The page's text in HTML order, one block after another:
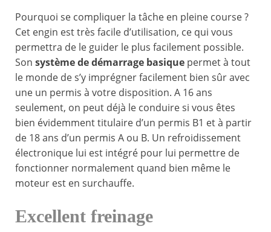
Pourquoi se compliquer la tâche en pleine course ?
Cet engin est très facile d’utilisation, ce qui vous
permettra de le guider le plus facilement possible.
Son système de démarrage basique permet à tout
le monde de s’y imprégner facilement bien sûr avec
une un permis à votre disposition. A 16 ans
seulement, on peut déjà le conduire si vous êtes
bien évidemment titulaire d’un permis B1 et à partir
de 18 ans d’un permis A ou B. Un refroidissement
électronique lui est intégré pour lui permettre de
fonctionner normalement quand bien même le
moteur est en surchauffe.
Excellent freinage